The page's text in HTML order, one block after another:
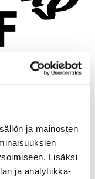
ja mainosten
Lisäksi
ja analytiikka-
klo 0900/
mukaan.